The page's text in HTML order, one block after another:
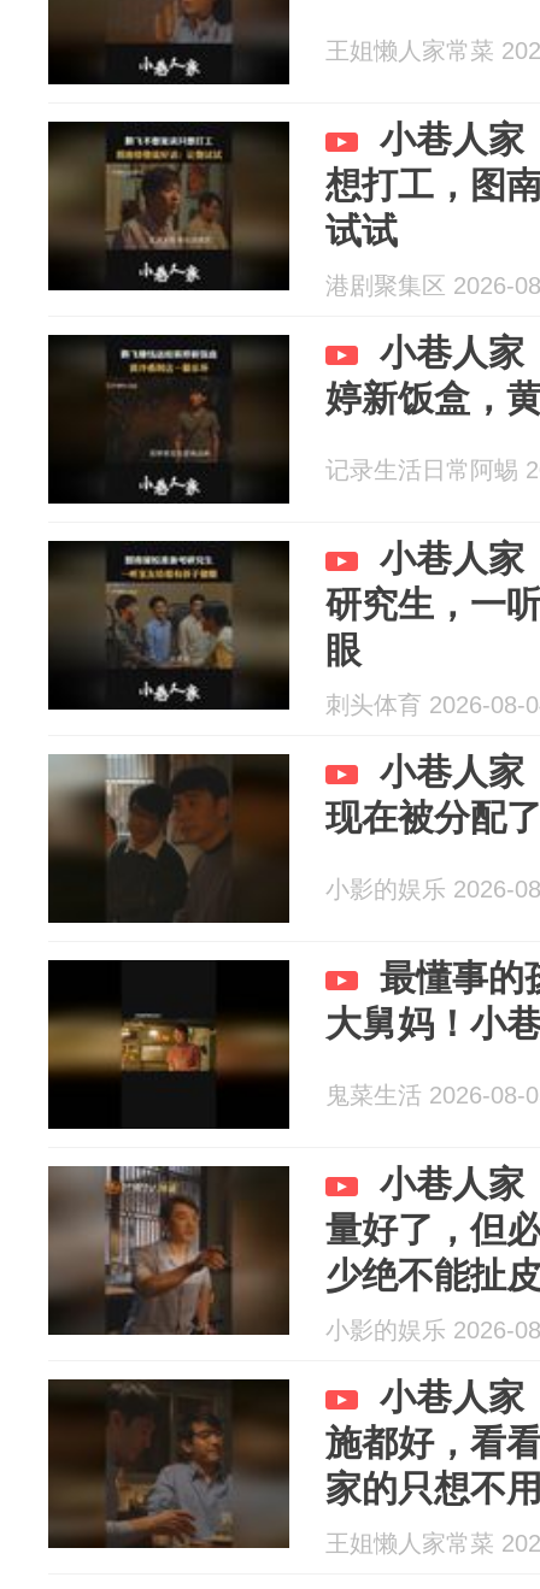
王姐懒人家常菜
小巷人家
想打工，图
试试
港剧聚集区 2026-
小巷人家
婷新饭盒，
记录生活日常阿蜴
小巷人家
研究生，一
眼
刺头体育 2026-08-
小巷人家
现在被分配
小影的娱乐 2026-
最懂事的
大舅妈！小
鬼菜生活 2026-08-
小巷人家
量好了，但
少绝不能扯
小影的娱乐 2026-
小巷人家
施都好，看
家的只想不
王姐懒人家常菜